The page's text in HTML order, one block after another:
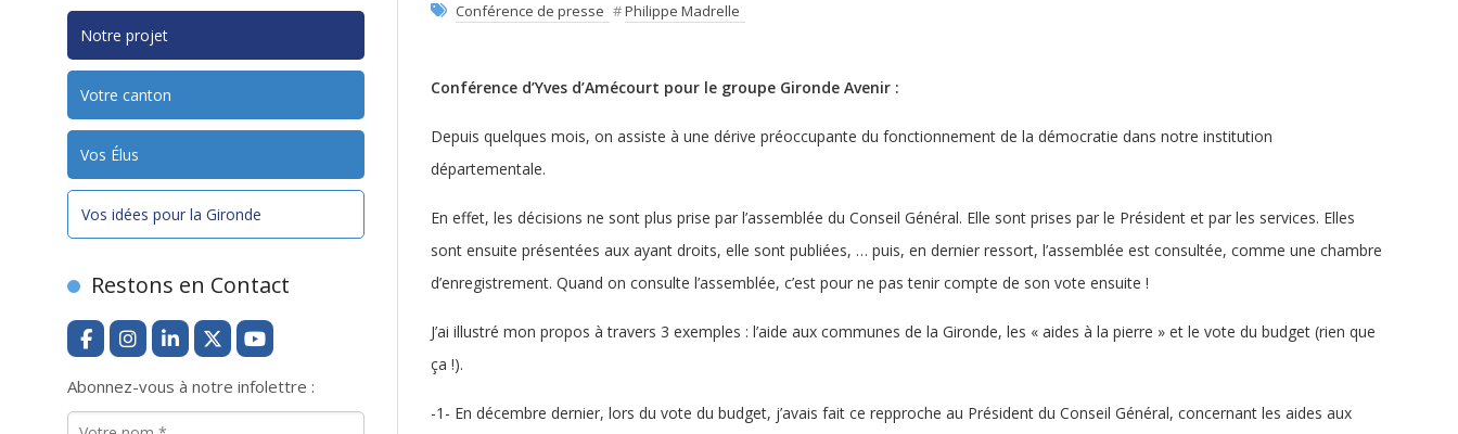
Conférence de presse #Philippe Madrelle
Conférence d’Yves d’Amécourt pour le groupe Gironde Avenir :
Depuis quelques mois, on assiste à une dérive préoccupante du fonctionnement de la démocratie dans notre institution
départementale.
En effet, les décisions ne sont plus prise par l’assemblée du Conseil Général. Elle sont prises par le Président et par les services. Elles
sont ensuite présentées aux ayant droits, elle sont publiées, … puis, en dernier ressort, l’assemblée est consultée, comme une chambre
d’enregistrement. Quand on consulte l’assemblée, c’est pour ne pas tenir compte de son vote ensuite !
J’ai illustré mon propos à travers 3 exemples : l’aide aux communes de la Gironde, les « aides à la pierre » et le vote du budget (rien que
ça !).
-1- En décembre dernier, lors du vote du budget, j’avais fait ce repproche au Président du Conseil Général, concernant les aides aux
Notre projet
Votre canton
Vos Élus
Vos idées pour la Gironde
Restons en Contact
Abonnez-vous à notre infolettre :